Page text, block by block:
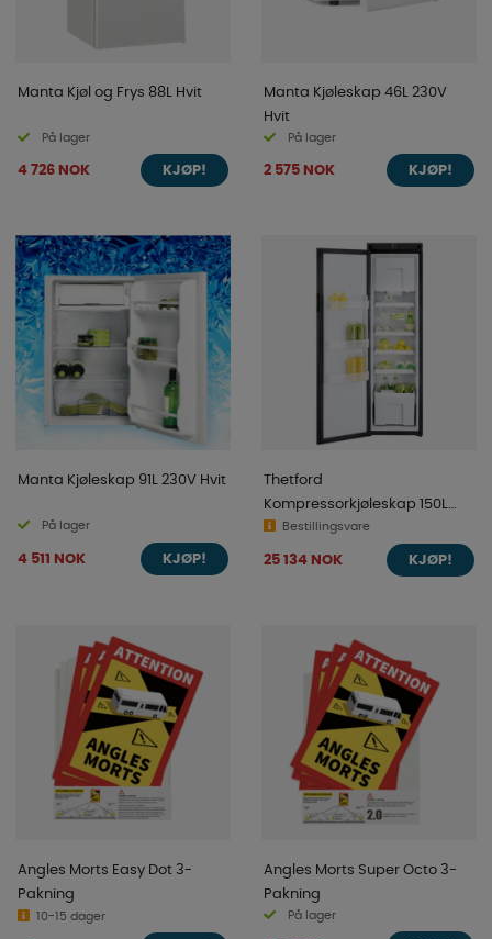
Manta Kjøl og Frys 88L Hvit
På lager
4 726 NOK KJØP!
Manta Kjøleskap 46L 230V
Hvit
På lager
2 575 NOK KJØP!
Manta Kjøleskap 91L 230V Hvit
På lager
4 511 NOK KJØP!
Thetford
Kompressorkjøleskap 150L
T2152-C
Bestillingsvare
25 134 NOK KJØP!
Angles Morts Easy Dot 3-
Pakning
10-15 dager
Angles Morts Super Octo 3-
Pakning
På lager